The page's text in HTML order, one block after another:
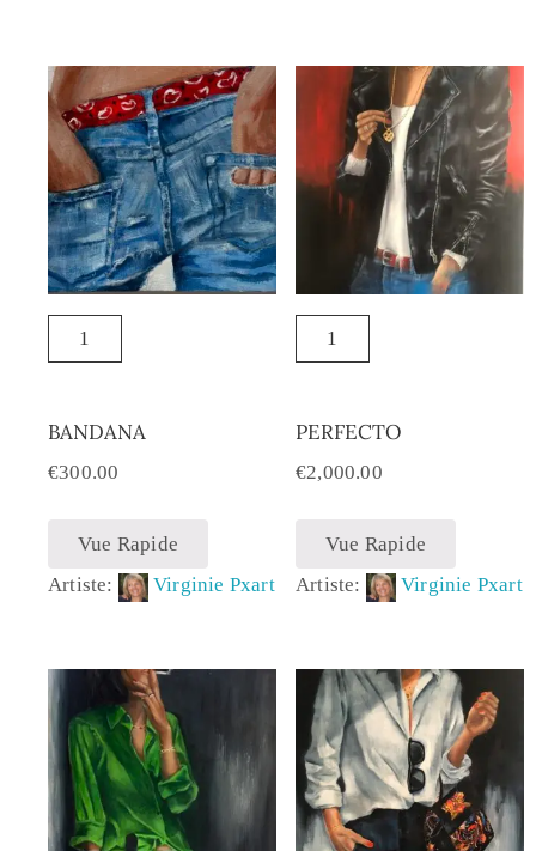
BANDANA
€300.00
Vue Rapide
Artiste:
Virginie Pxart
PERFECTO
€2,000.00
Vue Rapide
Artiste:
Virginie Pxart